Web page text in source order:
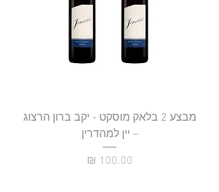
מבצע 2 בלאק מוסקט - יקב ברון הרצוג
– יין למהדרין
מחיר